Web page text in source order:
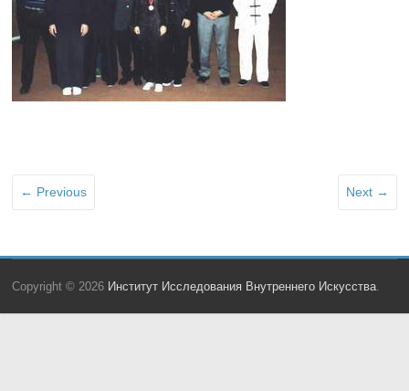
← Previous Next →
Copyright © 2026 Институт Исследования Внутреннего Искусства